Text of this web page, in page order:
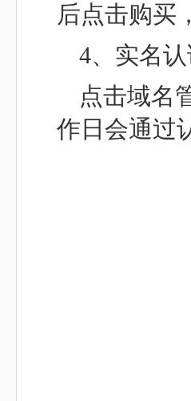
后点击购买
4、实名认
点击域名
作日会通过